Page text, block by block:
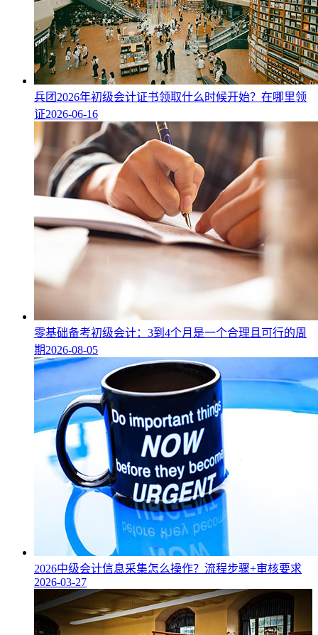
兵团2026年初级会计证书领取什么时候开始？在哪里领
证2026-06-16
零基础备考初级会计：3到4个月是一个合理且可行的周
期2026-08-05
2026中级会计信息采集怎么操作？流程步骤+审核要求
2026-03-27